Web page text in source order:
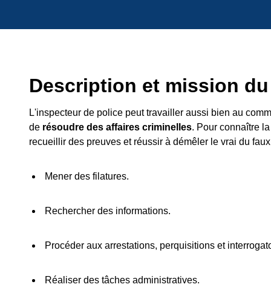
Description et mission
L'inspecteur de police peut travailler aussi bien au
de résoudre des affaires criminelles. Pour connaître
recueillir des preuves et réussir à démêler le vrai du
Mener des filatures.
Rechercher des informations.
Procéder aux arrestations, perquisitions et
Réaliser des tâches administratives.